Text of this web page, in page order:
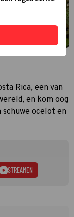
Rica, een van
en kom oog
schuwe ocelot en
STREAMEN